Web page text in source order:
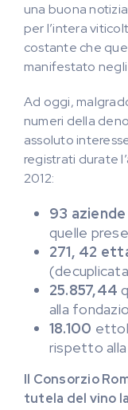
una buona
per l’intera
costante che
manifestato negli
Ad oggi,
numeri della
assoluto
registrati durate
2012:
93
quelle
271, 42
25.857,44
alla
18.100
rispetto
Il Consorzio
tutela del vino